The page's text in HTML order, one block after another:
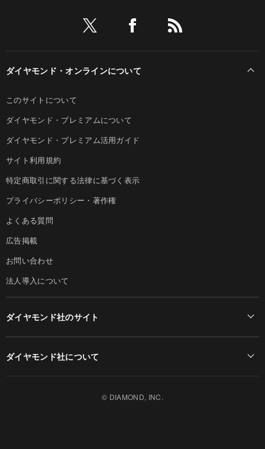
ダイヤモンド・オンラインについて
このサイトについて
ダイヤモンド・プレミアムについて
ダイヤモンド・プレミアム活用ガイド
サイト利用規約
特定商取引に関する法律に基づく表示
プライバシーポリシー・著作権
よくある質問
広告掲載
お問い合わせ
法人導入について
ダイヤモンド社のサイト
ダイヤモンド社について
© DIAMOND, INC.